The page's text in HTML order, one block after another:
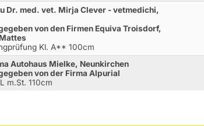
Dr. med. vet. Mirja Clever - vetmedichi,
von den Firmen Equiva Troisdorf,
Kl. A** 100cm
Autohaus Mielke, Neunkirchen
von der Firma Alpurial
m.St. 110cm